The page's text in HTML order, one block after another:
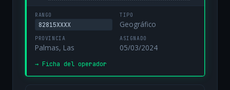
RANGO
82815XXXX
TIPO
Geográfico
PROVINCIA
Palmas, Las
ASIGNADO
05/03/2024
→ Ficha del operador